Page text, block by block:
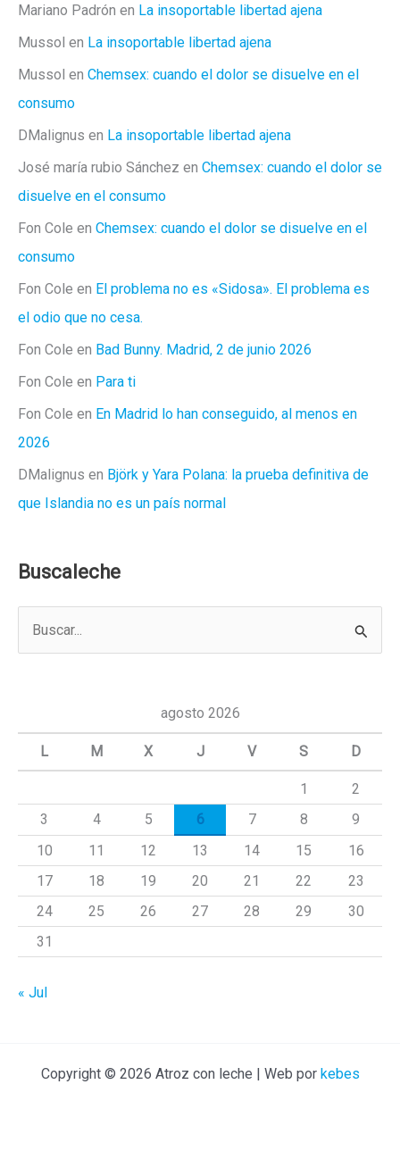
Mariano Padrón en La insoportable libertad ajena
Mussol en La insoportable libertad ajena
Mussol en Chemsex: cuando el dolor se disuelve en el
consumo
DMalignus en La insoportable libertad ajena
José maría rubio Sánchez en Chemsex: cuando el dolor se
disuelve en el consumo
Fon Cole en Chemsex: cuando el dolor se disuelve en el
consumo
Fon Cole en El problema no es «Sidosa». El problema es
el odio que no cesa.
Fon Cole en Bad Bunny. Madrid, 2 de junio 2026
Fon Cole en Para ti
Fon Cole en En Madrid lo han conseguido, al menos en
2026
DMalignus en Björk y Yara Polana: la prueba definitiva de
que Islandia no es un país normal
Buscaleche
a
agosto 2026
L M X J V S D
1
2
3
4 5 6 7 8
9
10
11 12 13 14 15
16
17
18 19 20 21 22
23
24
25 26 27 28 29
30
31
« Jul
Copyright © 2026 Atroz con leche | Web por kebes